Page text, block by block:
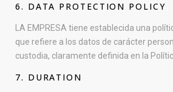
6. DATA PROTECTION POLICY
LA EMPRESA tiene establecida una
que refiere a los datos de carácter
custodia, claramente definida en la
7. DURATION